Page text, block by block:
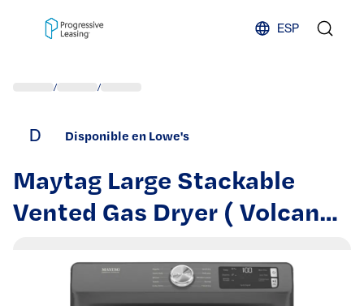
ESP
/ /
D Disponible en Lowe's
Maytag Large Stackable
Vented Gas Dryer ( Volcano
| MGD5630MBK